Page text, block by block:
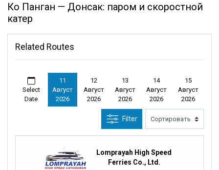
Ко Панган — Донсак: паром и скоростной
катер
Related Routes
Select
Date
11
Август
2026
12
Август
2026
13
Август
2026
14
Август
2026
15
Август
2026
Filter
Lomprayah High Speed
Ferries Co., Ltd.